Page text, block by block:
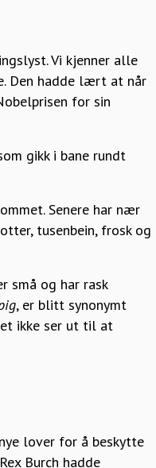
Vi kjenner alle
Den hadde lært at når
for sin
gikk i bane rundt
Senere har nær
tusenbein, frosk og
små og har rask
, er blitt synonymt
ikke ser ut til at
lover for å beskytte
Burch hadde